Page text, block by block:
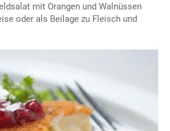
mit Orangen und Walnüssen
oder als Beilage zu Fleisch und